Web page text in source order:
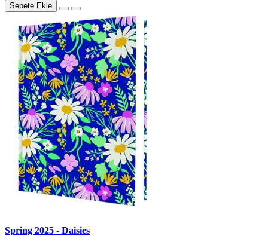
Sepete Ekle
Spring 2025 - Daisies